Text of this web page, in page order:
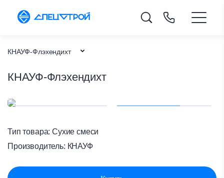
КНАУФ-Флэхендихт
Каталог товаров
КНАУФ-Флэхендихт
Тип товара: Сухие смеси
Производитель: КНАУФ